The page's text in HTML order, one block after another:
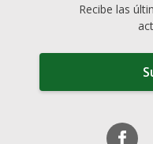
Recibe las